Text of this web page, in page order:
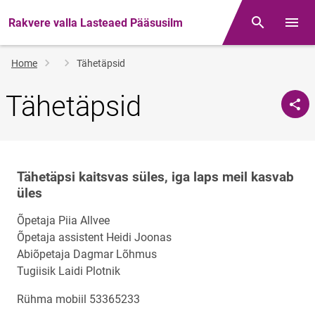
Rakvere valla Lasteaed Pääsusilm Otsing
Breadcrumb
Home Tähetäpsid
Tähetäpsid
Tähetäpsi kaitsvas süles, iga laps meil kasvab
üles
Õpetaja Piia Allvee
Õpetaja assistent Heidi Joonas
Abiõpetaja Dagmar Lõhmus
Tugiisik Laidi Plotnik
Rühma mobiil 53365233